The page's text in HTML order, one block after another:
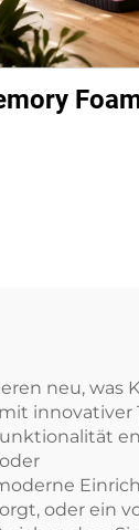
neu, was
innovativer
oder ein